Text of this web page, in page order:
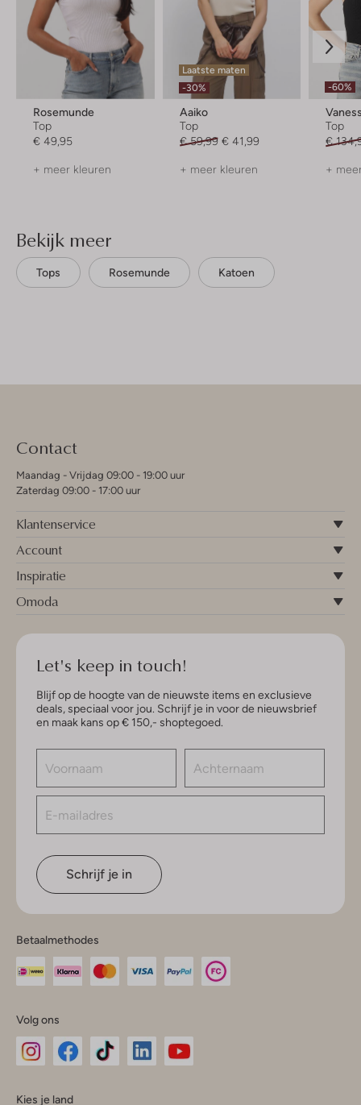
Rosemunde
Top
€ 49,95
+ meer kleuren
Laatste maten
-30%
Aaiko
Top
€ 59,99 € 41,99
+ meer kleuren
-60%
Top
€
+
Bekijk meer
Tops Rosemunde Katoen
Contact
Maandag - Vrijdag 09:00 - 19:00 uur
Zaterdag 09:00 - 17:00 uur
Klantenservice
Account
Inspiratie
Omoda
Let's keep in touch!
Blijf op de hoogte van de nieuwste items en exclusieve
deals, speciaal voor jou. Schrijf je in voor de nieuwsbrief
en maak kans op € 150,- shoptegoed.
Schrijf je in
Betaalmethodes
Volg ons
Kies je land